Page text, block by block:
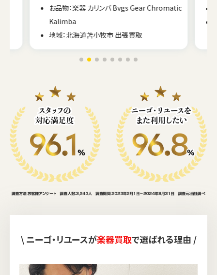
お品物：楽器 テナーサックス ヤナギサワ
地域：岩手県奥州市 出張買取
\ ニーゴ・リユースが楽器買取で選ばれる理由 /